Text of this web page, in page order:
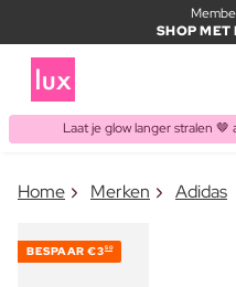
SHOP MET
Laat je glow langer stralen
ITEM
Home Merken Adidas
BESPAAR €350